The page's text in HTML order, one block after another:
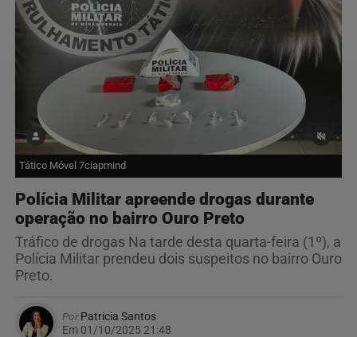
Tático Móvel 7ciapmind
Polícia Militar apreende drogas durante
operação no bairro Ouro Preto
Tráfico de drogas Na tarde desta quarta-feira (1º), a
Polícia Militar prendeu dois suspeitos no bairro Ouro
Preto.
PorPatricia Santos
Em 01/10/2025 21:48